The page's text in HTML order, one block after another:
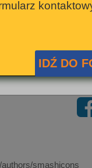
IDŹ DO
smashicons